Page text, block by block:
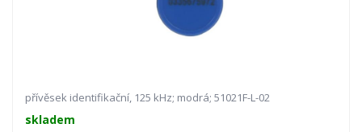
přívěsek identifikační, 125 kHz; modrá; 51021F-L-02
skladem